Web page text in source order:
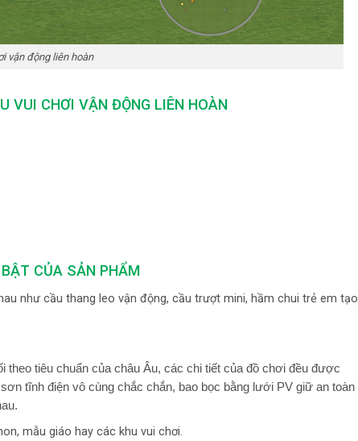
vận động liên hoàn
VUI CHƠI VẬN ĐỘNG LIÊN HOÀN
CỦA SẢN PHẨM
như cầu thang leo vận động, cầu trượt mini, hầm chui trẻ em tạo
tiêu chuẩn của châu Âu, các chi tiết của đồ chơi đều được
tĩnh điện vô cùng chắc chắn, bao bọc bằng lưới PV giữ an toàn
mẫu giáo hay các khu vui chơi.